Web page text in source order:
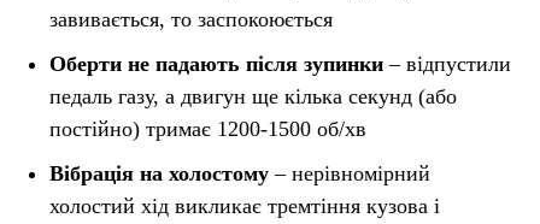
завивається, то заспокоюється
Оберти не падають після зупинки – відпустили
педаль газу, а двигун ще кілька секунд (або
постійно) тримає 1200-1500 об/хв
Вібрація на холостому – нерівномірний
холостий хід викликає тремтіння кузова і